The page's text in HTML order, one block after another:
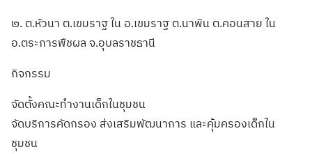
๒. ต.หัวนา ต.เขมราฐ ใน อ.เขมราฐ ต.นาพิน ต.คอนสาย ใน
อ.ตระการพืชผล จ.อุบลราชธานี
กิจกรรม
จัดตั้งคณะทำงานเด็กในชุมชน
จัดบริการคัดกรอง ส่งเสริมพัฒนาการ และคุ้มครองเด็กใน
ชุมชน